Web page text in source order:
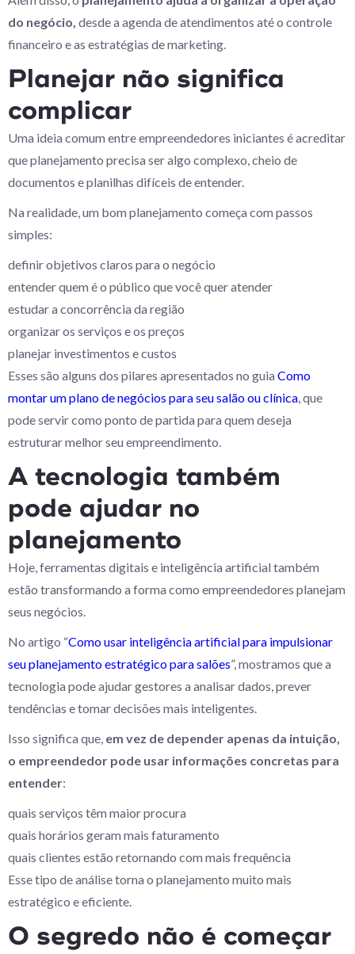
do negócio, desde a agenda de atendimentos até o controle
financeiro e as estratégias de marketing.
Planejar não significa
complicar
Uma ideia comum entre empreendedores iniciantes é acreditar
que planejamento precisa ser algo complexo, cheio de
documentos e planilhas difíceis de entender.
Na realidade, um bom planejamento começa com passos
simples:
definir objetivos claros para o negócio
entender quem é o público que você quer atender
estudar a concorrência da região
organizar os serviços e os preços
planejar investimentos e custos
Esses são alguns dos pilares apresentados no guia Como
montar um plano de negócios para seu salão ou clínica, que
pode servir como ponto de partida para quem deseja
estruturar melhor seu empreendimento.
A tecnologia também
pode ajudar no
planejamento
Hoje, ferramentas digitais e inteligência artificial também
estão transformando a forma como empreendedores planejam
seus negócios.
No artigo “Como usar inteligência artificial para impulsionar
seu planejamento estratégico para salões”, mostramos que a
tecnologia pode ajudar gestores a analisar dados, prever
tendências e tomar decisões mais inteligentes.
Isso significa que, em vez de depender apenas da intuição,
o empreendedor pode usar informações concretas para
entender:
quais serviços têm maior procura
quais horários geram mais faturamento
quais clientes estão retornando com mais frequência
Esse tipo de análise torna o planejamento muito mais
estratégico e eficiente.
O segredo não é começar